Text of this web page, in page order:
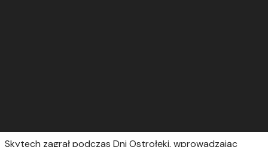
Skytech zagrał podczas Dni Ostrołęki, wprowadzając